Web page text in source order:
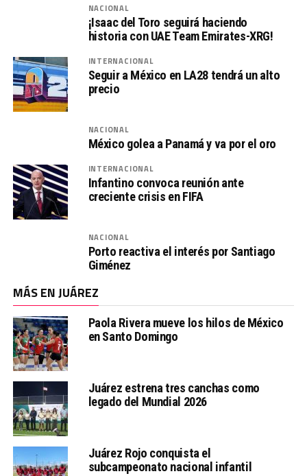
NACIONAL
¡Isaac del Toro seguirá haciendo
historia con UAE Team Emirates-XRG!
INTERNACIONAL
Seguir a México en LA28 tendrá un alto
precio
NACIONAL
México golea a Panamá y va por el oro
INTERNACIONAL
Infantino convoca reunión ante
creciente crisis en FIFA
NACIONAL
Porto reactiva el interés por Santiago
Giménez
MÁS EN JUÁREZ
Paola Rivera mueve los hilos de México
en Santo Domingo
Juárez estrena tres canchas como
legado del Mundial 2026
Juárez Rojo conquista el
subcampeonato nacional infantil